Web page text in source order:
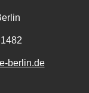
berlin.de